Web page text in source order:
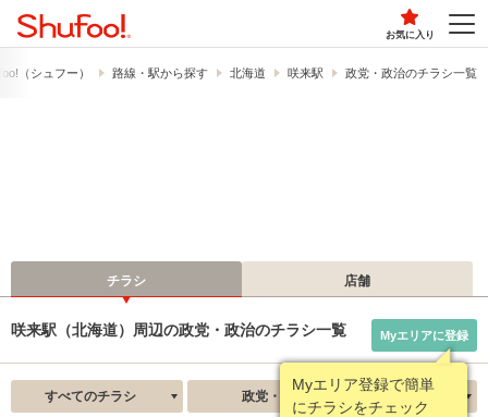
お気に入り
（シュフー） 路線・駅から探す 北海道 咲来駅 政党・政治のチラシ一覧
チラシ 店舗
咲来駅（北海道）周辺の政党・政治のチラシ一覧
Myエリア登録で簡単
にチラシをチェック
Myエリアに登録
すべてのチラシ 政党・政治 新着順